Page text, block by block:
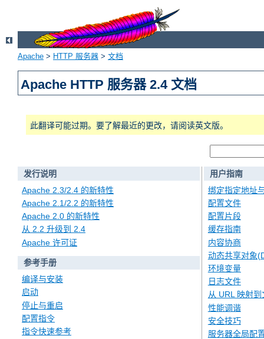
Apache > HTTP 服务器 > 文档
Apache HTTP 服务器 2.4 文档
此翻译可能过期。要了解最近的更改，请阅读英文版。
发行说明
Apache 2.3/2.4 的新特性
Apache 2.1/2.2 的新特性
Apache 2.0 的新特性
从 2.2 升级到 2.4
Apache 许可证
参考手册
编译与安装
启动
停止与重启
配置指令
指令快速参考
用户指南
绑定指定地址
配置文件
配置片段
缓存指南
内容协商
动态共享对象
环境变量
日志文件
从 URL 映射
性能调谐
安全技巧
服务器全局配